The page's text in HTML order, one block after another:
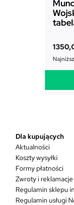
Dla kupujących
Aktualności
Koszty wysyłki
Formy płatności
Zwroty i reklamacje
Regulamin sklepu
Regulamin usługi